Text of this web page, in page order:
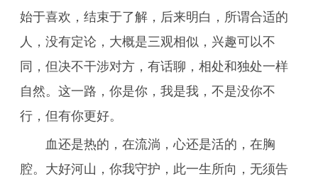
始于喜欢，结束于了解，后来明白，所谓合适的
人，没有定论，大概是三观相似，兴趣可以不
同，但决不干涉对方，有话聊，相处和独处一样
自然。这一路，你是你，我是我，不是没你不
行，但有你更好。
血还是热的，在流淌，心还是活的，在胸
腔。大好河山，你我守护，此一生所向，无须告